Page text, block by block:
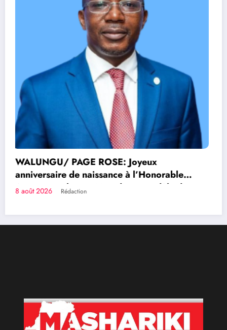
Congolais fièrement
Qui sommes-nous?
Le Groupe de Presse Mashariki RDC est une organisation
médiatique d’envergure, légalement constituée en
Catécories